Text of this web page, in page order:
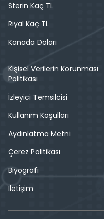
Sterin Kaç TL
Riyal Kaç TL
Kanada Doları
Kişisel Verilerin Korunması
Politikası
İzleyici Temsilcisi
Kullanım Koşulları
Aydınlatma Metni
Çerez Politikası
Biyografi
İletişim